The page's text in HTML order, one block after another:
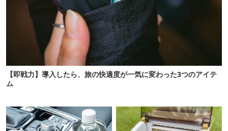
【即戦力】導入したら、旅の快適度が一気に変わった3つのアイテ
ム